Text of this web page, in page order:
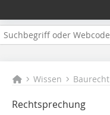
Wissen Baurecht
Rechtsprechung